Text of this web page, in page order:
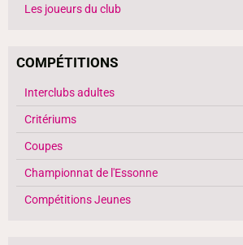
Les joueurs du club
COMPÉTITIONS
Interclubs adultes
Critériums
Coupes
Championnat de l'Essonne
Compétitions Jeunes